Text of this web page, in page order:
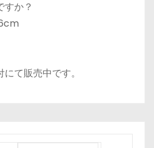
すか？
て販売中です。